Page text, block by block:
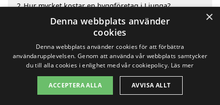
2 Hur mycket kostar en byggföretag i Ljunga?
Fördelar med att välja byggföretag i Ljunga
Sök efter en skicklig byggföretag i de omgivande
Copyright 2026 - Pilanto Aps
×
Denna webbplats använder
cookies
Denna webbplats använder cookies för att förbättra
användarupplevelsen. Genom att använda vår webbplats samtycker
du till alla cookies i enlighet med vår cookiepolicy. Läs mer
ACCEPTERA ALLA AVVISA ALLT